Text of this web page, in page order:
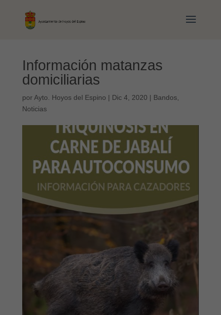
Información matanzas
domiciliarias
porAyto. Hoyos del Espino | Dic 4, 2020 | Bandos
Noticias